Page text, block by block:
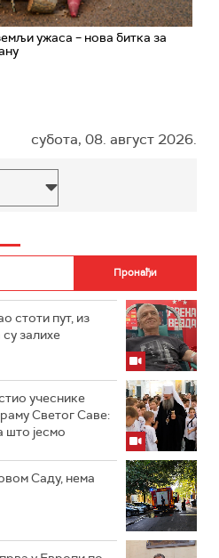
ужаса – нова битка за
субота, 08. август 2026.
стоти пут, из
залихе
учеснике
Светог Саве:
што јесмо
Саду, нема